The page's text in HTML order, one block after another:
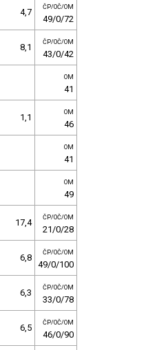
4,7 ČP/OČ/OM
49/0/72
8,1 ČP/OČ/OM
43/0/42
OM
41
1,1 OM
46
OM
41
OM
49
17,4 ČP/OČ/OM
21/0/28
6,8 ČP/OČ/OM
49/0/100
6,3 ČP/OČ/OM
33/0/78
6,5 ČP/OČ/OM
46/0/90